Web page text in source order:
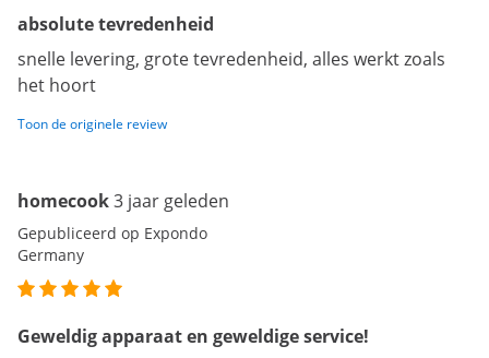
absolute tevredenheid
snelle levering, grote tevredenheid, alles werkt zoals
het hoort
Toon de originele review
homecook3 jaar geleden
Gepubliceerd op Expondo
Germany
Geweldig apparaat en geweldige service!